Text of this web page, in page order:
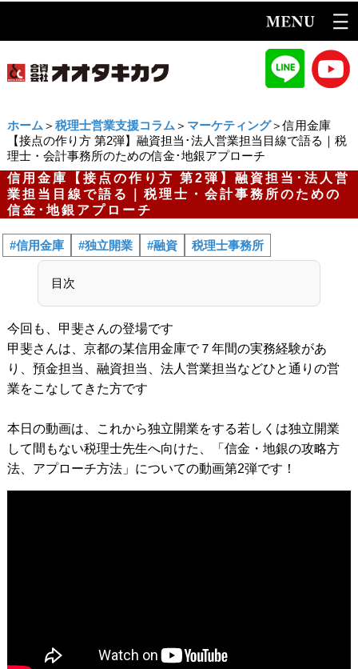
ホーム ＞ 税理士営業支援コラム ＞ マーケティング＞信用金庫
【接点の作り方 第2弾】融資担当･法人営業担当目線で語る｜税
理士・会計事務所のための信金･地銀アプローチ
信用金庫【接点の作り方 第2弾】融資担当･法人営
業担当目線で語る｜税理士・会計事務所のための
信金･地銀アプローチ
#信用金庫 #独立開業 #融資 税理士事務所
目次
今回も、甲斐さんの登場です
甲斐さんは、京都の某信用金庫で７年間の実務経験があ
り、預金担当、融資担当、法人営業担当などひと通りの営
業をこなしてきた方です
本日の動画は、これから独立開業をする若しくは独立開業
して間もない税理士先生へ向けた、「信金・地銀の攻略方
法、アプローチ方法」についての動画第2弾です！